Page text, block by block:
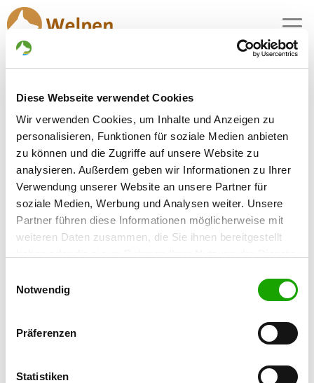
Diese Webseite verwendet Cookies
Wir verwenden Cookies, um Inhalte und Anzeigen zu
personalisieren, Funktionen für soziale Medien anbieten
zu können und die Zugriffe auf unsere Website zu
analysieren. Außerdem geben wir Informationen zu Ihrer
Verwendung unserer Website an unsere Partner für
soziale Medien, Werbung und Analysen weiter. Unsere
Partner führen diese Informationen möglicherweise mit
weiteren Daten zusammen, die Sie ihnen bereitgestellt
Cookies, wenn Sie unsere Webseite weiterhin nutzen.
Notwendig
Präferenzen
Statistiken
MENU
Puppies for sale in